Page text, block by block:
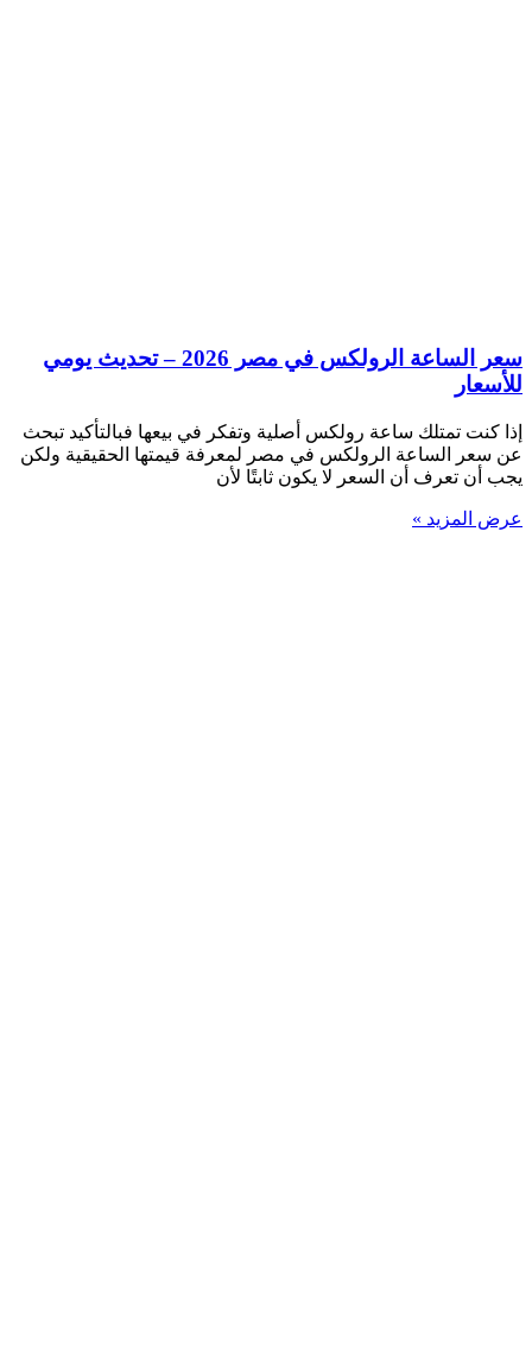
سعر الساعة الرولكس في مصر 2026 – تحديث يومي
للأسعار
إذا كنت تمتلك ساعة رولكس أصلية وتفكر في بيعها فبالتأكيد تبحث
عن سعر الساعة الرولكس في مصر لمعرفة قيمتها الحقيقية ولكن
يجب أن تعرف أن السعر لا يكون ثابتًا لأن
عرض المزيد »